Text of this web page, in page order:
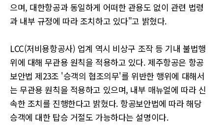
으며, 대한항공과 동일하게 어떠한 관용도 없이 관련 법령
과 내부 규정에 따라 조치하고 있다"고 밝혔다.
LCC(저비용항공사) 업계 역시 비상구 조작 등 기내 불법행
위에 대해 무관용 원칙을 적용하고 있다. 제주항공은 항공
보안법 제23조 '승객의 협조의무'를 위반한 행위에 대해서
는 무관용 원칙을 적용하고 있으며, 내부 매뉴얼에 따라 신
속한 조치를 진행한다고 밝혔다. 항공보안법에 따라 해당
승객에 대한 탑승 거절도 가능하다는 설명이다.